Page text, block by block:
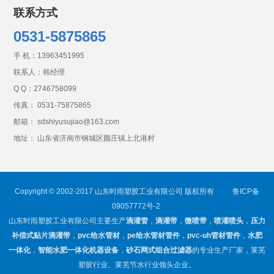
联系方式
0531-5875865
手 机： 13963451995
联系人：韩经理
Q Q： 2746758099
传真： 0531-75875865
邮箱： sdshiyusujiao@163.com
地址： 山东省济南市钢城区颜庄镇上北港村
Copyright © 2002-2017 山东时雨塑胶工业有限公司 版权所有
鲁ICP备
09057772号-2
山东时雨塑胶工业有限公司主要生产滴灌管， 滴灌带， 微喷带， 喷灌喷头， 压力
补偿式贴片滴灌带， pvc给水管材， pe给水管材管件， pvc-uh管材管件， 水肥
一体化， 智能水肥一体化机器设备， 砂石网式组合过滤器的专业生产厂家，莱芜
塑胶行业、莱芜节水行业领头企业。